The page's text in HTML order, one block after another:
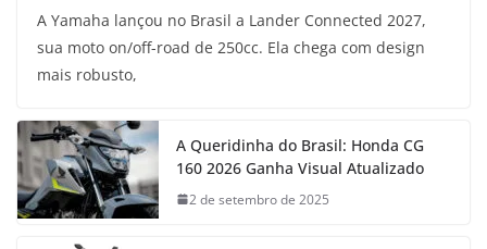
A Yamaha lançou no Brasil a Lander Connected 2027,
sua moto on/off-road de 250cc. Ela chega com design
mais robusto,
A Queridinha do Brasil: Honda CG
160 2026 Ganha Visual Atualizado
2 de setembro de 2025